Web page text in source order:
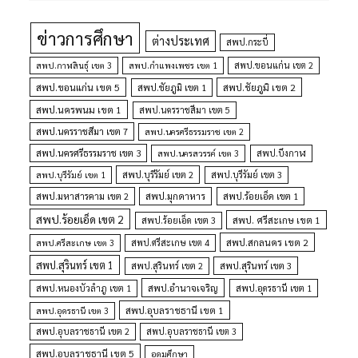
ข่าวการศึกษา ต่างประเทศ สพป.กระบี่
สพป.กาฬสินธุ์ เขต 3 สพป.กำแพงเพชร เขต 1 สพป.ขอนแก่น เขต 2
สพป.ขอนแก่น เขต 5 สพป.ชัยภูมิ เขต 1
สพป.ชัยภูมิ เขต 2
สพป.นครพนม เขต 1
สพป.นครราชสีมา เขต 5
สพป.นครราชสีมา เขต 7
สพป.นครศรีธรรมราช เขต 2
สพป.นครศรีธรรมราช เขต 3 สพป.นครสวรรค์ เขต 3
สพป.บึงกาฬ
สพป.บุรีรัมย์ เขต 1
สพป.บุรีรัมย์ เขต 2
สพป.บุรีรัมย์ เขต 3
สพป.มหาสารคาม เขต 2
สพป.มุกดาหาร สพป.ร้อยเอ็ด เขต 1
สพป.ร้อยเอ็ด เขต 2 สพป.ร้อยเอ็ด เขต 3 สพป. ศรีสะเกษ เขต 1
สพป.ศรีสะเกษ เขต 3 สพป.ศรีสะเกษ เขต 4 สพป.สกลนคร เขต 2
สพป.สุรินทร์ เขต 1 สพป.สุรินทร์ เขต 2
สพป.สุรินทร์ เขต 3
สพป.หนองบัวลำภู เขต 1
สพป.อำนาจเจริญ
สพป.อุดรธานี เขต 1
สพป.อุดรธานี เขต 3
สพป.อุบลราชธานี เขต 1
สพป.อุบลราชธานี เขต 2 สพป.อุบลราชธานี เขต 3
สพป.อุบลราชธานี เขต 5 อุดมศึกษา